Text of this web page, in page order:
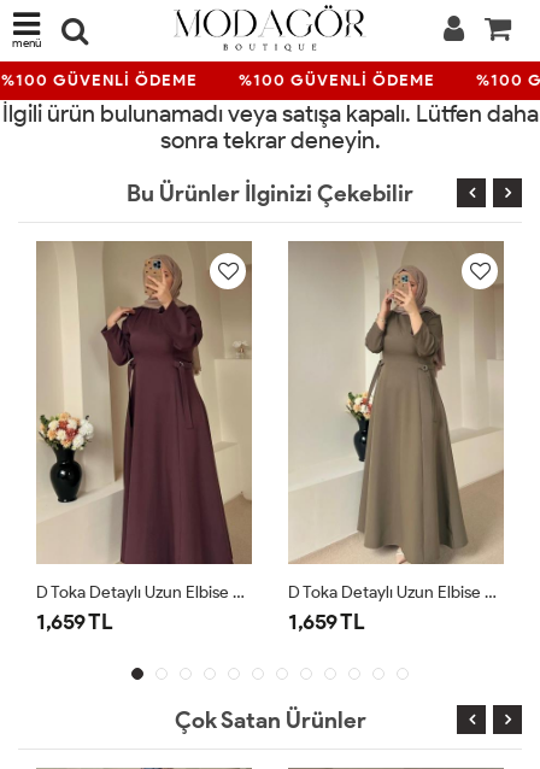
menü
GÜVENLİ ÖDEME %100 GÜVENLİ ÖDEME %100
İlgili ürün bulunamadı veya satışa kapalı. Lütfen daha
sonra tekrar deneyin.
Bu Ürünler İlginizi Çekebilir
D Toka Detaylı Uzun Elbise Çikolata
1,659 TL
D Toka Detaylı Uzun Elbise Haki
1,659 TL
Çok Satan Ürünler